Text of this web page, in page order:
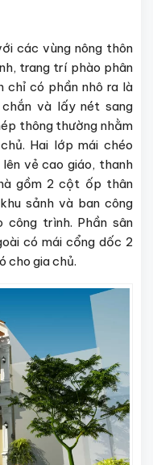
các vùng nông thôn
trang trí phào phân
chỉ có phần nhô ra là
và lấy nét sang
thông thường nhằm
Hai lớp mái chéo
vẻ cao giáo, thanh
gồm 2 cột ốp thân
sảnh và ban công
trình. Phần sân
có mái cổng dốc 2
cho gia chủ.